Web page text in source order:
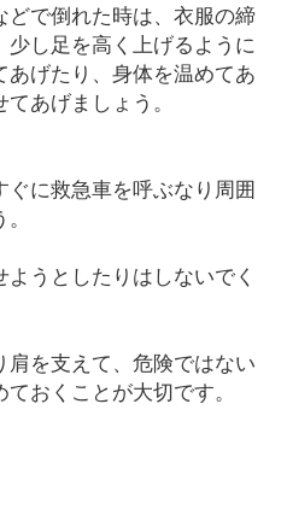
どで倒れた時は、衣服の締
し足を高く上げるように
あげたり、身体を温めてあ
あげましょう。
に救急車を呼ぶなり周囲
うとしたりはしないでく
肩を支えて、危険ではない
おくことが大切です。